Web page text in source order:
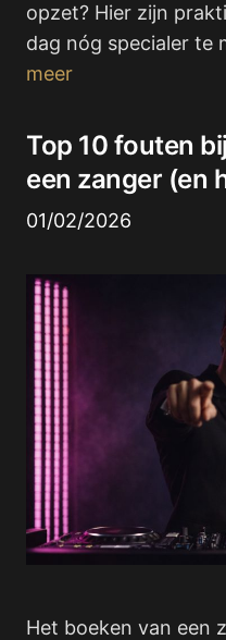
opzet? Hier zijn
dag nóg specialer te
meer
Top 10 fouten
een zanger (en
01/02/2026
Het boeken van een